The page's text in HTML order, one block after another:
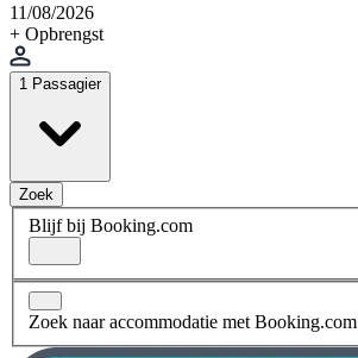
11/08/2026
+ Opbrengst
1 Passagier
Zoek
Blijf bij Booking.com
Zoek naar accommodatie met Booking.com